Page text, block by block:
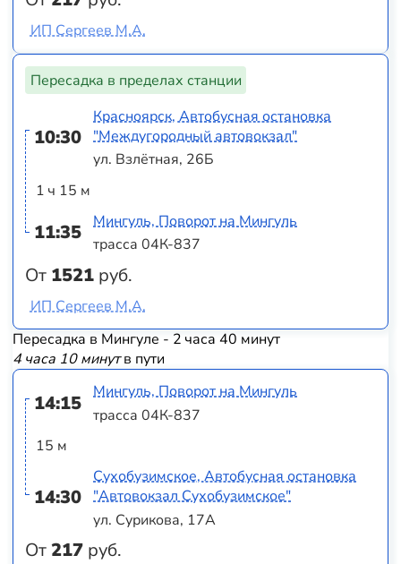
ИП Сергеев М.А.
Пересадка в пределах станции
10:30
1 ч 15 м
11:35
От 1521 руб.
Красноярск, Автобусная остановка
"Междугородный автовокзал"
ул. Взлётная, 26Б
Мингуль, Поворот на Мингуль
трасса 04К-837
ИП Сергеев М.А.
Пересадка в Мингуле - 2 часа 40 минут
4 часа 10 минутв пути
14:15
15 м
14:30
От217 руб.
Мингуль, Поворот на Мингуль
трасса 04К-837
Сухобузимское, Автобусная остановка
"Автовокзал Сухобузимское"
ул. Сурикова, 17А